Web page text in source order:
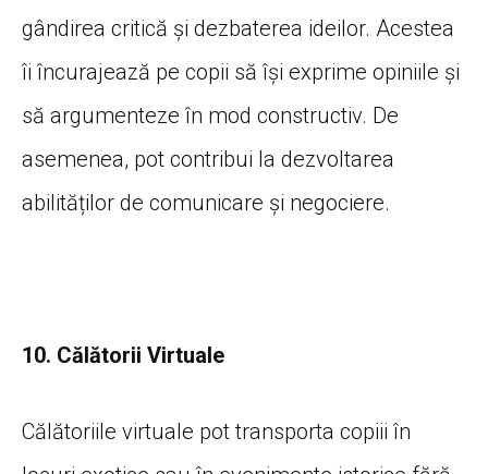
gândirea critică și dezbaterea ideilor. Acestea
îi încurajează pe copii să își exprime opiniile și
să argumenteze în mod constructiv. De
asemenea, pot contribui la dezvoltarea
abilităților de comunicare și negociere.
10. Călătorii Virtuale
Călătoriile virtuale pot transporta copiii în